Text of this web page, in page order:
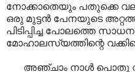
നോക്കാതെയും പതുക്കെ
ഒരു മുട്ടൻ പേനയുടെ
പിടിപ്പിച്ച പോലത്തെ
മോഹാലസ്യത്തിന്റെ
അഞ്ചാം നാൾ പൊതു